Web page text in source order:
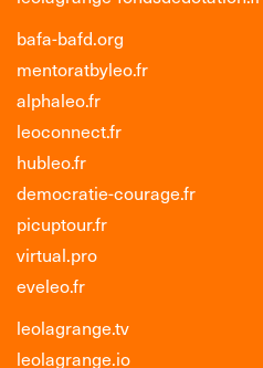
bafa-bafd.org
mentoratbyleo.fr
alphaleo.fr
leoconnect.fr
hubleo.fr
democratie-courage.fr
picuptour.fr
virtual.pro
eveleo.fr
leolagrange.tv
leolagrange.io